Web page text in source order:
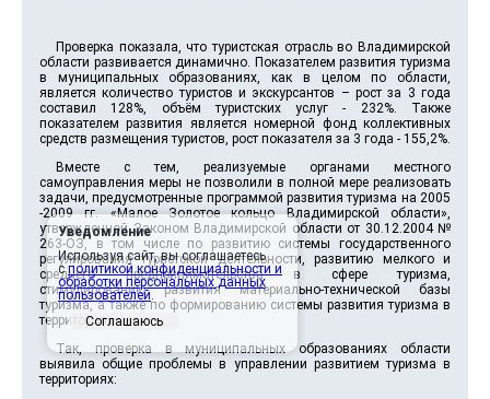
Проверка показала, что туристская отрасль во Владимирской
области развивается динамично. Показателем развития туризма
в муниципальных образованиях, как в целом по области,
является количество туристов и экскурсантов – рост за 3 года
составил 128%, объём туристских услуг - 232%. Также
показателем развития является номерной фонд коллективных
средств размещения туристов, рост показателя за 3 года - 155,2%.
Вместе с тем, реализуемые органами местного
самоуправления меры не позволили в полной мере реализовать
задачи, предусмотренные программой развития туризма на 2005
-2009 гг. «Малое Золотое кольцо Владимирской области»,
утвержденной Законом Владимирской области от 30.12.2004 №
263-ОЗ, в том числе по развитию системы государственного
регулирования туристской деятельности, развитию мелкого и
среднего предпринимательства в сфере туризма,
стимулированию развития материально-технической базы
туризма, а также по формированию системы развития туризма в
территориях.
Так, проверка в муниципальных образованиях области
выявила общие проблемы в управлении развитием туризма в
территориях:
Уведомление
Используя сайт, вы соглашаетесь
сполитикой конфиденциальности и
обработки персональных данных
пользователей.
Соглашаюсь